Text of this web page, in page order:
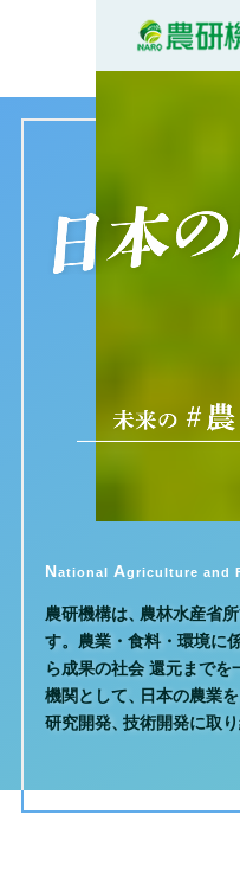
National Agriculture and
農研機構は、 農林水産省
す。
農業・食料・環境に
ら成果の社会 還元までを
機関として、 日本の農業を
研究開発、 技術開発に取り